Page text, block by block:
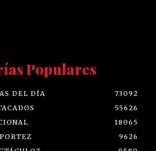
Populares
DEL DÍA
73092
55626
18065
9626